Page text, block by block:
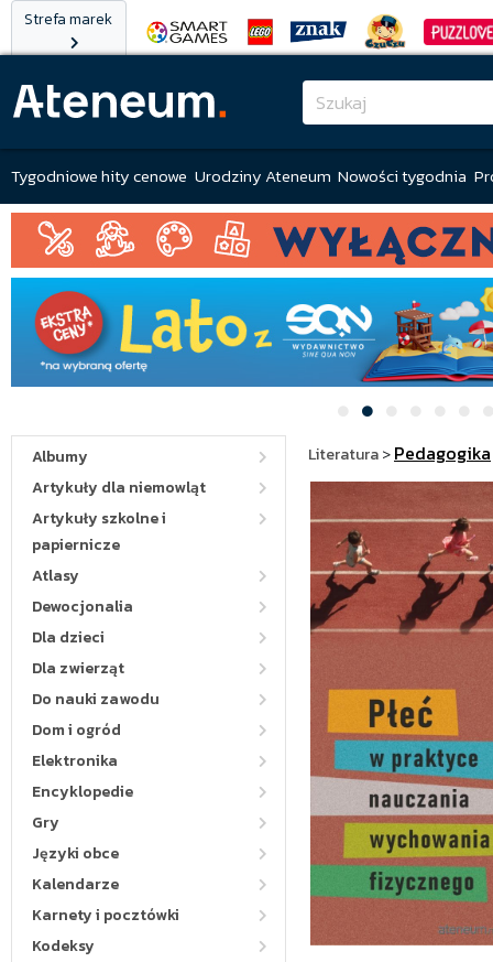
Strefa marek
Tygodniowe hity cenowe Urodziny Ateneum Nowości tygodnia
Albumy
Artykuły dla niemowląt
Artykuły szkolne i
papiernicze
Atlasy
Dewocjonalia
Dla dzieci
Dla zwierząt
Do nauki zawodu
Dom i ogród
Elektronika
Encyklopedie
Gry
Języki obce
Kalendarze
Karnety i pocztówki
Kodeksy
Literatura>Pedagogika